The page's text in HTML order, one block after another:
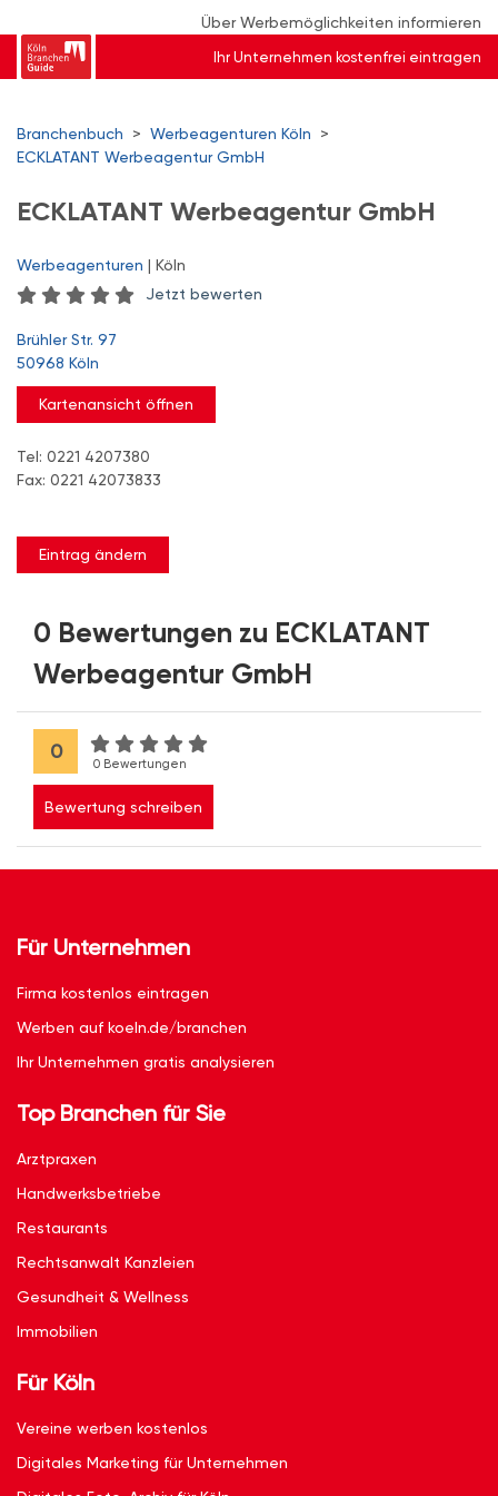
Über Werbemöglichkeiten informieren
Ihr Unternehmen kostenfrei eintragen
Branchenbuch > Werbeagenturen Köln
>
ECKLATANT Werbeagentur GmbH
ECKLATANT Werbeagentur GmbH
Werbeagenturen | Köln
Jetzt bewerten
Brühler Str. 97
50968 Köln
Kartenansicht öffnen
Tel: 0221 4207380
Fax: 0221 42073833
Eintrag ändern
0 Bewertungen zu ECKLATANT
Werbeagentur GmbH
0
0 Bewertungen
Bewertung schreiben
Für Unternehmen
Firma kostenlos eintragen
Werben auf koeln.de/branchen
Ihr Unternehmen gratis analysieren
Top Branchen für Sie
Arztpraxen
Handwerksbetriebe
Restaurants
Rechtsanwalt Kanzleien
Gesundheit & Wellness
Immobilien
Für Köln
Vereine werben kostenlos
Digitales Marketing für Unternehmen